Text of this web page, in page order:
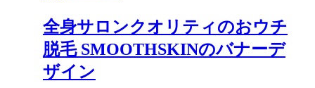
全身サロンクオリティのおウチ
脱毛 SMOOTHSKINのバナーデ
ザイン